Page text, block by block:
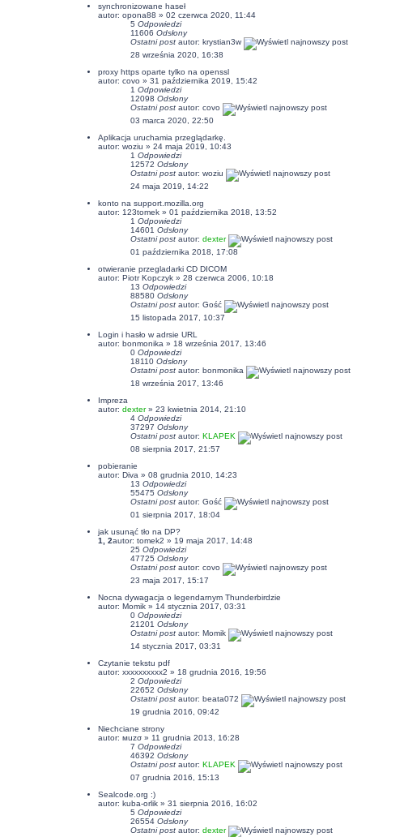
synchronizowane haseł
autor: opona88 » 02 czerwca 2020, 11:44
5 Odpowiedzi
11606 Odsłony
Ostatni post autor: krystian3w
28 września 2020, 16:38
proxy https oparte tylko na openssl
autor: covo » 31 października 2019, 15:42
1 Odpowiedzi
12098 Odsłony
Ostatni post autor: covo
03 marca 2020, 22:50
Aplikacja uruchamia przeglądarkę.
autor: woziu » 24 maja 2019, 10:43
1 Odpowiedzi
12572 Odsłony
Ostatni post autor: woziu
24 maja 2019, 14:22
konto na support.mozilla.org
autor: 123tomek» 01 października 2018, 13:52
1 Odpowiedzi
14601 Odsłony
Ostatni post autor: dexter
01 października 2018, 17:08
otwieranie przegladarki CD DICOM
autor: Piotr Kopczyk » 28 czerwca 2006, 10:18
13 Odpowiedzi
88580 Odsłony
Ostatni post autor: Gość
15 listopada 2017, 10:37
Login i hasło w adrsie URL
autor: bonmonika » 18 września 2017, 13:46
0 Odpowiedzi
18110 Odsłony
Ostatni post autor: bonmonika
18 września 2017, 13:46
Impreza
autor: dexter» 23 kwietnia 2014, 21:10
4 Odpowiedzi
37297 Odsłony
Ostatni post autor: KLAPEK
08 sierpnia 2017, 21:57
pobieranie
autor: Diva » 08 grudnia 2010, 14:23
13 Odpowiedzi
55475 Odsłony
Ostatni post autor: Gość
01 sierpnia 2017, 18:04
jak usunąć tło na DP?
1
2autor: tomek2 » 19 maja 2017, 14:48
25 Odpowiedzi
47725 Odsłony
Ostatni post autor: covo
23 maja 2017, 15:17
Nocna dywagacja o legendarnym Thunderbirdzie
autor: Momik» 14 stycznia 2017, 03:31
0 Odpowiedzi
21201 Odsłony
Ostatni post autor: Momik
14 stycznia 2017, 03:31
Czytanie tekstu pdf
autor: xxxxxxxxxx2 » 18 grudnia 2016, 19:56
2 Odpowiedzi
22652 Odsłony
Ostatni post autor: beata072
19 grudnia 2016, 09:42
Niechciane strony
autor: мuzσ » 11 grudnia 2013, 16:28
7 Odpowiedzi
46392 Odsłony
Ostatni post autor: KLAPEK
07 grudnia 2016, 15:13
Sealcode.org :)
autor: kuba-orlik» 31 sierpnia 2016, 16:02
5 Odpowiedzi
26554 Odsłony
Ostatni post autor: dexter